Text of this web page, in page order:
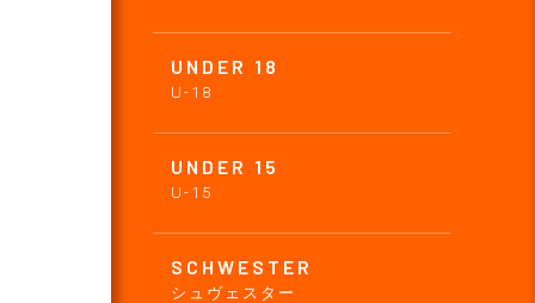
UNDER 18
U-18
UNDER 15
U-15
SCHWESTER
シュヴェスター